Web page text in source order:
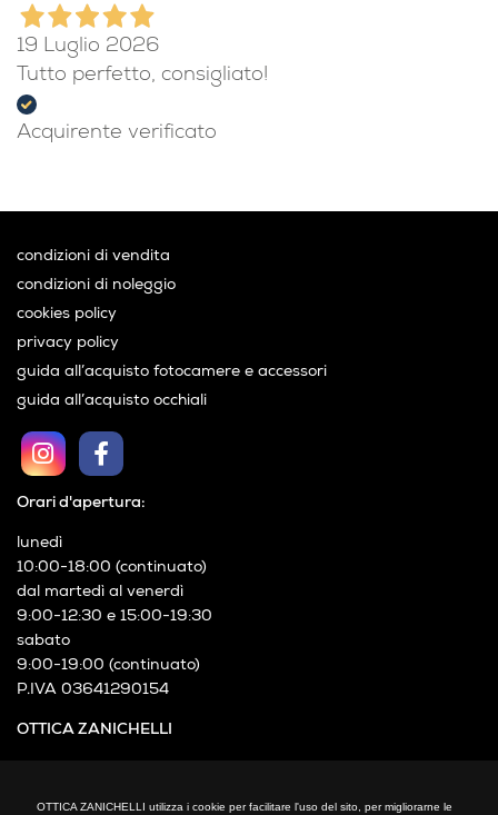
OTTICA ZANICHELLI utilizza i cookie per facilitare l'uso del sito, per migliorarne le
19 Luglio 2026
Tutto perfetto, consigliato!
Acquirente verificato
OTTICA ZANICHELLI
Orari d'apertura:
lunedì
10:00-18:00 (continuato)
dal martedì al venerdì
9:00-12:30 e 15:00-19:30
sabato
9:00-19:00 (continuato)
P.IVA 03641290154
condizioni di vendita
condizioni di noleggio
cookies policy
privacy policy
guida all’acquisto fotocamere e accessori
guida all’acquisto occhiali